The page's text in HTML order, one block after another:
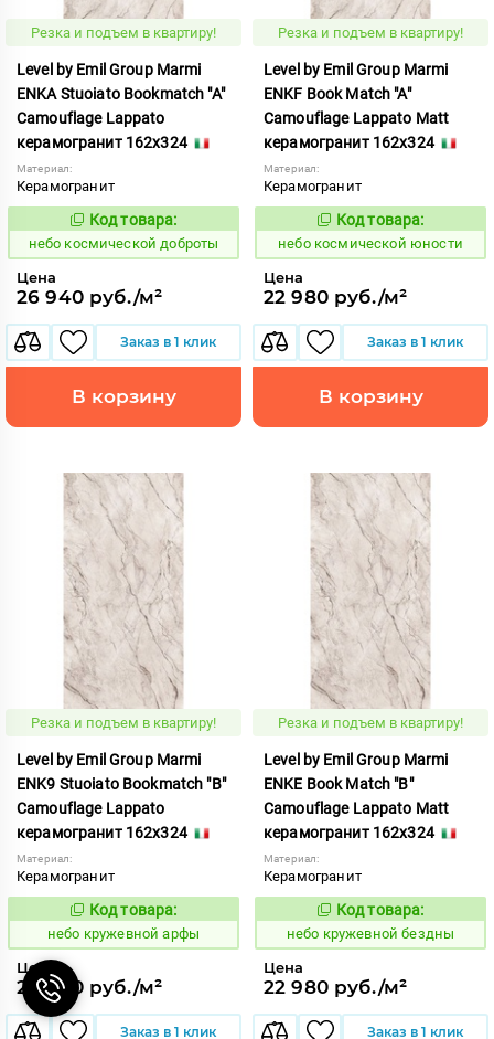
Резка и подъем в квартиру!
Level by Emil Group Marmi
ENKA Stuoiato Bookmatch "A"
Camouflage Lappato
керамогранит 162x324
Материал:
Керамогранит
1114372
Код товара:
небо космической доброты
Цена
26 940 руб./м²
Заказ в 1 клик
В корзину
Резка и подъем в квартиру!
Level by Emil Group Marmi
ENKF Book Match "A"
Camouflage Lappato Matt
керамогранит 162x324
Материал:
Керамогранит
1114373
Код товара:
небо космической юности
Цена
22 980 руб./м²
Заказ в 1 клик
В корзину
Резка и подъем в квартиру!
Level by Emil Group Marmi
ENK9 Stuoiato Bookmatch "B"
Camouflage Lappato
керамогранит 162x324
Материал:
Керамогранит
1114376
Код товара:
небо кружевной арфы
Цена
26 940 руб./м²
Заказ в 1 клик
Резка и подъем в квартиру!
Level by Emil Group Marmi
ENKE Book Match "B"
Camouflage Lappato Matt
керамогранит 162x324
Материал:
Керамогранит
1114377
Код товара:
небо кружевной бездны
Цена
22 980 руб./м²
Заказ в 1 клик